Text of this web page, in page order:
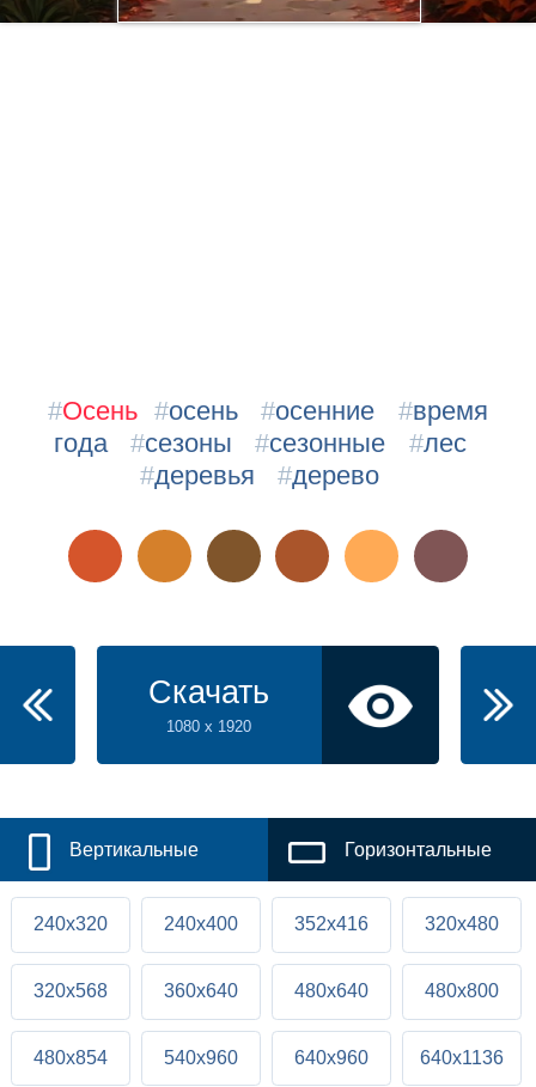
#Осень #осень #осенние #время
года
#сезоны #сезонные #лес
#деревья #дерево
Скачать
1080 x 1920
Вертикальные Горизонтальные
240x320 240x400 352x416 320x480
320x568 360x640 480x640 480x800
480x854 540x960 640x960 640x1136